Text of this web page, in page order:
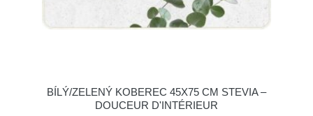
BÍLÝ/ZELENÝ KOBEREC 45X75 CM STEVIA –
DOUCEUR D'INTÉRIEUR